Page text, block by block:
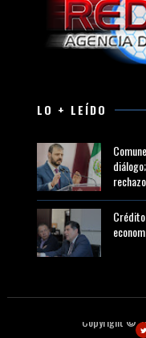
LO + LEÍDO
Copyright ©